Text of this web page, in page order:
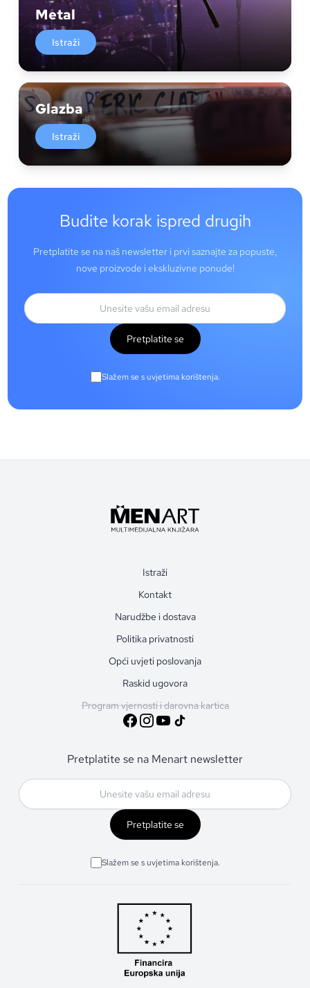
Metal
Istraži
Glazba
Istraži
Budite korak ispred drugih
Pretplatite se na naš newsletter i prvi saznajte za popuste,
nove proizvode i ekskluzivne ponude!
Pretplatite se
Slažem se s uvjetima korištenja.
Istraži
Kontakt
Narudžbe i dostava
Politika privatnosti
Opći uvjeti poslovanja
Raskid ugovora
Program vjernosti i darovna kartica
Pretplatite se na Menart newsletter
Pretplatite se
Slažem se s uvjetima korištenja.